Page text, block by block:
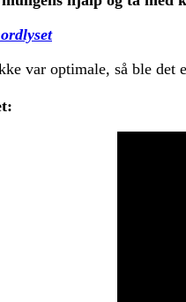
var optimale, så ble